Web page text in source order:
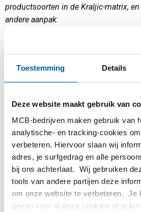
Toestemming Details
Deze website maakt gebruik van
MCB-bedrijven maken gebruik van
analytische- en tracking-cookies
verbeteren. Hiervoor slaan wij
adres, je surfgedrag en alle
bij ons achterlaat. Wij gebruiken
tools van andere partijen deze
om onze website te verbeteren. Je
geven voor al deze cookies of je
productsoorten in de Kraljic-matrix,
andere aanpak:
Routineproducten: focus op
proceskosten
Hefboomproducten: beste
beschikbaarheid veilig stellen
Strategische producten: nauwe
leverancier, zodat je bijvoorbeeld
ontwikkelen zoals Ympress laser.
"Ik denk dat lange-termijnrelaties met
belangrijker worden, hierdoor zijn we
continu te verbeteren. We hebben een